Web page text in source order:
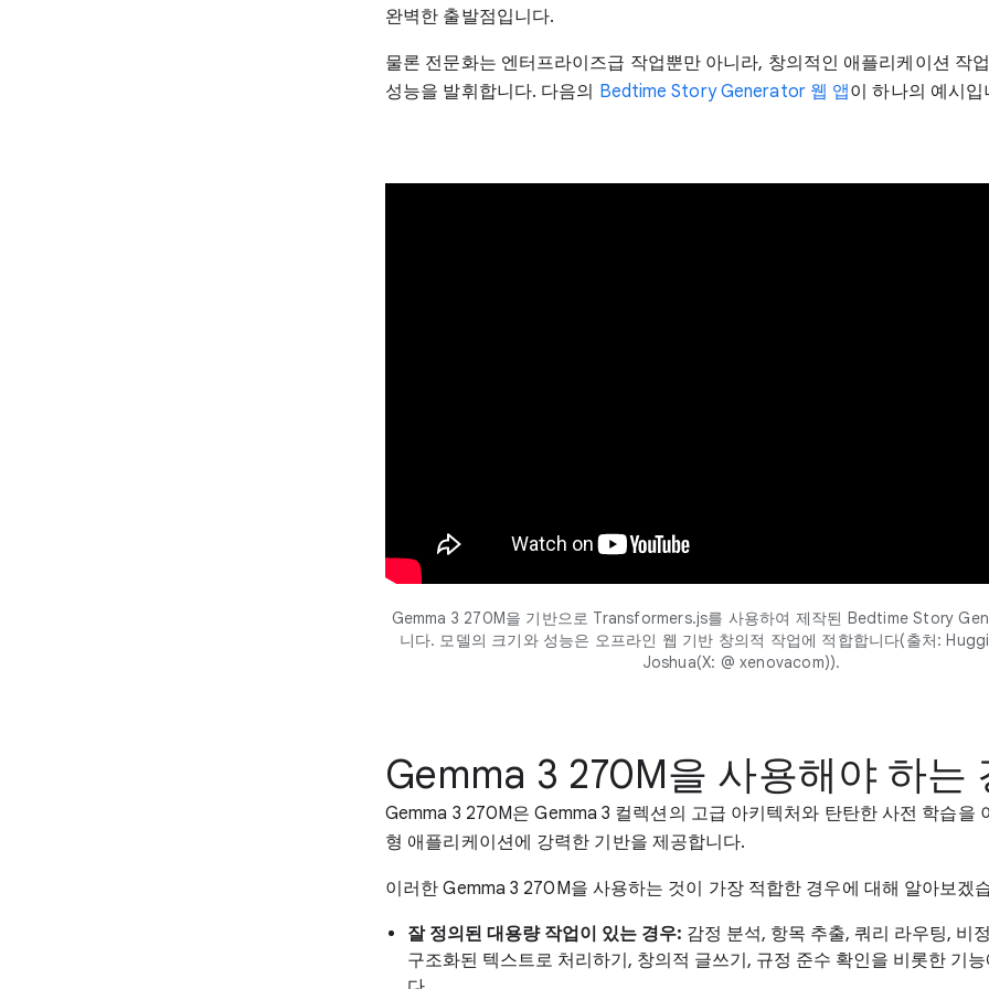
완벽한 출발점입니다.
물론 전문화는 엔터프라이즈급 작업뿐만 아니라, 창의적인 애플리케이션 작
성능을 발휘합니다. 다음의 Bedtime Story Generator 웹 앱이 하나의 예시입
Gemma 3 270M을 기반으로 Transformers.js를 사용하여 제작된 Bedtime Story
니다. 모델의 크기와 성능은 오프라인 웹 기반 창의적 작업에 적합합니다(출처:
Joshua(X: @ xenovacom)).
Gemma 3 270M을 사용해야 하는
Gemma 3 270M은 Gemma 3 컬렉션의 고급 아키텍처와 탄탄한 사전 학습을
형 애플리케이션에 강력한 기반을 제공합니다.
이러한 Gemma 3 270M을 사용하는 것이 가장 적합한 경우에 대해 알아보겠
잘 정의된 대용량 작업이 있는 경우: 감정 분석, 항목 추출, 쿼리 라우팅, 비
구조화된 텍스트로 처리하기, 창의적 글쓰기, 규정 준수 확인을 비롯한 기